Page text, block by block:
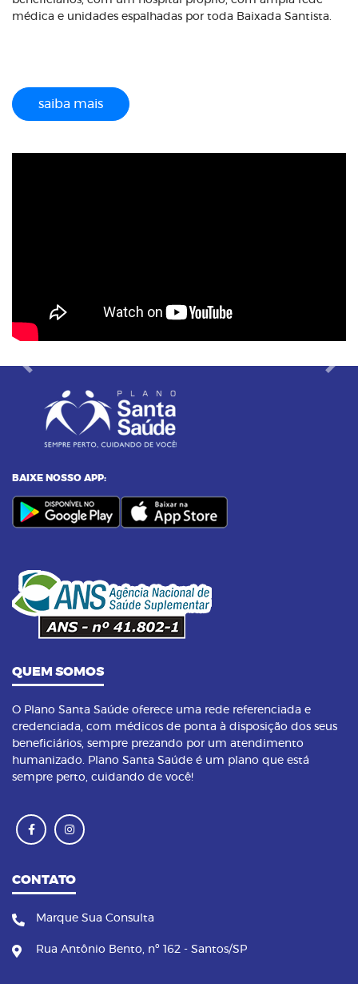
médica e unidades espalhadas por toda Baixada Santista.
saiba mais
Previous Next
BAIXE NOSSO APP:
QUEM SOMOS
O Plano Santa Saúde oferece uma rede referenciada e
credenciada, com médicos de ponta à disposição dos seus
beneficiários, sempre prezando por um atendimento
humanizado. Plano Santa Saúde é um plano que está
sempre perto, cuidando de você!
CONTATO
Marque Sua Consulta
Rua Antônio Bento, nº 162 - Santos/SP